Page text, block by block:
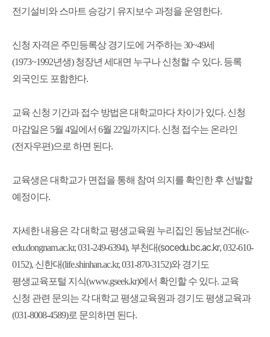
전기설비와 스마트 승강기 유지보수 과정을 운영한다.
신청 자격은 주민등록상 경기도에 거주하는 30~49세
(1973~1992년생) 청장년 세대면 누구나 신청할 수 있다. 등록
외국인도 포함한다.
교육 신청 기간과 접수 방법은 대학교마다 차이가 있다. 신청
마감일은 5월 4일에서 6월 22일까지다. 신청 접수는 온라인
(전자우편)으로 하면 된다.
교육생은 대학교가 면접을 통해 참여 의지를 확인한 후 선발할
예정이다.
자세한 내용은 각 대학교 평생교육원 누리집인 동남보건대(c-
edu.dongnam.ac.kr, 031-249-6394), 부천대(socedu.bc.ac.kr, 032-610-
0152), 신한대(life.shinhan.ac.kr, 031-870-3152)와 경기도
평생교육포털 지식(www.gseek.kr)에서 확인할 수 있다. 교육
신청 관련 문의는 각 대학교 평생교육원과 경기도 평생교육과
(031-8008-4589)로 문의하면 된다.